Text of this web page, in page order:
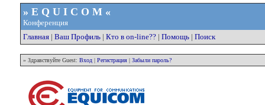
» E Q U I C O M «
Конференция
Главная | Ваш Профиль | Кто в on-line?? | Помощь | Поиск
» Здравствуйте Guest: Вход | Регистрация | Забыли пароль?